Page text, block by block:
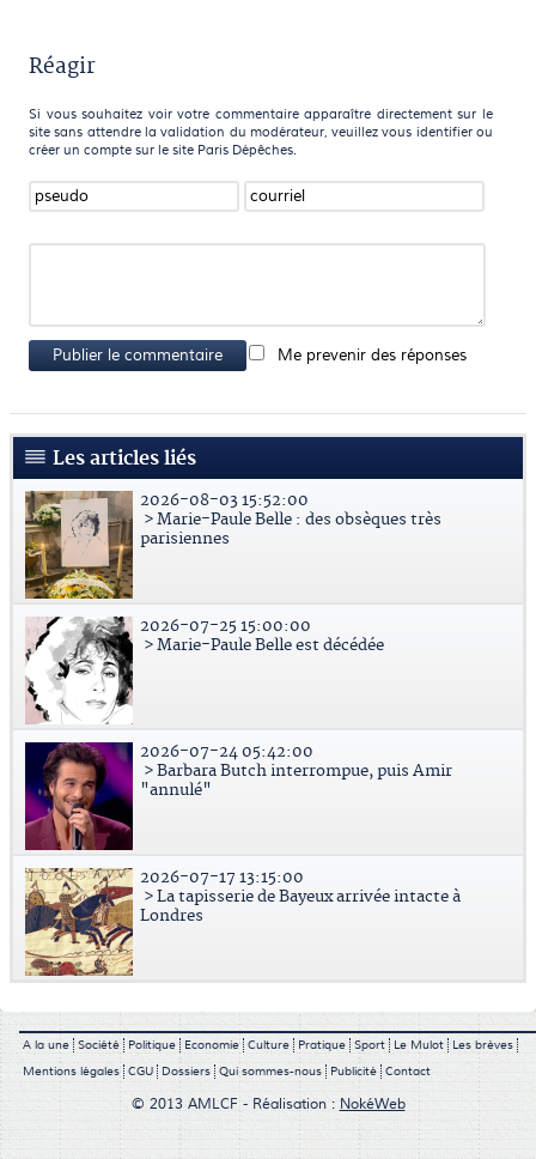
Réagir
Si vous souhaitez voir votre commentaire apparaître directement sur le
site sans attendre la validation du modérateur, veuillez vous identifier ou
créer un compte sur le site Paris Dépêches.
Publier le commentaire Me prevenir des réponses
Les articles liés
2026-08-03 15:52:00
> Marie-Paule Belle : des obsèques très
parisiennes
2026-07-25 15:00:00
> Marie-Paule Belle est décédée
2026-07-24 05:42:00
> Barbara Butch interrompue, puis Amir
"annulé"
2026-07-17 13:15:00
> La tapisserie de Bayeux arrivée intacte à
Londres
A la une Société Politique Economie Culture Pratique Sport Le Mulot
Les brèves
Mentions légales CGU Dossiers Qui sommes-nous Publicité Contact
© 2013 AMLCF - Réalisation : NokéWeb